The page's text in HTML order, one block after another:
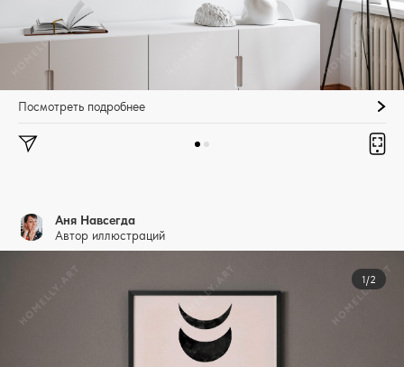
Посмотреть подробнее
Аня Навсегда
Автор иллюстраций
1/2